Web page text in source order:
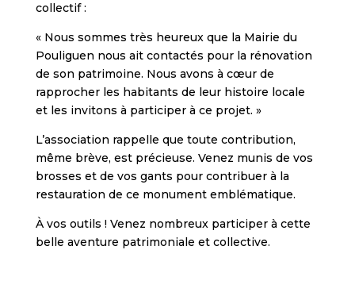
collectif :
« Nous sommes très heureux que la Mairie du
Pouliguen nous ait contactés pour la rénovation
de son patrimoine. Nous avons à cœur de
rapprocher les habitants de leur histoire locale
et les invitons à participer à ce projet. »
L’association rappelle que toute contribution,
même brève, est précieuse. Venez munis de vos
brosses et de vos gants pour contribuer à la
restauration de ce monument emblématique.
À vos outils ! Venez nombreux participer à cette
belle aventure patrimoniale et collective.